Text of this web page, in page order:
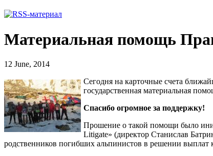
Материальная помощь
12 June, 2014
Сегодня на карточные счета
государственная материальная
Спасибо огромное за поддержку!
Прошение о такой помощи было
Litigate» (директор Станислав
родственников погибших альпинистов в решении выплат